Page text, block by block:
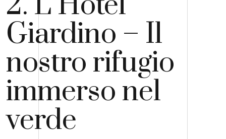
Giardino – Il
nostro rifugio
immerso nel
verde